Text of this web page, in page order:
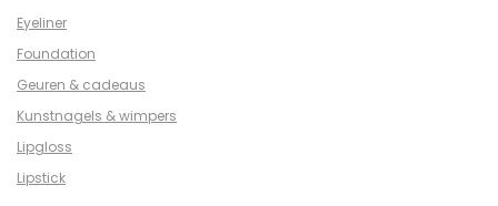
Eyeliner
Foundation
Geuren & cadeaus
Kunstnagels & wimpers
Lipgloss
Lipstick